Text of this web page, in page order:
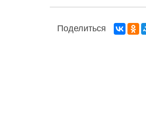
Поделиться